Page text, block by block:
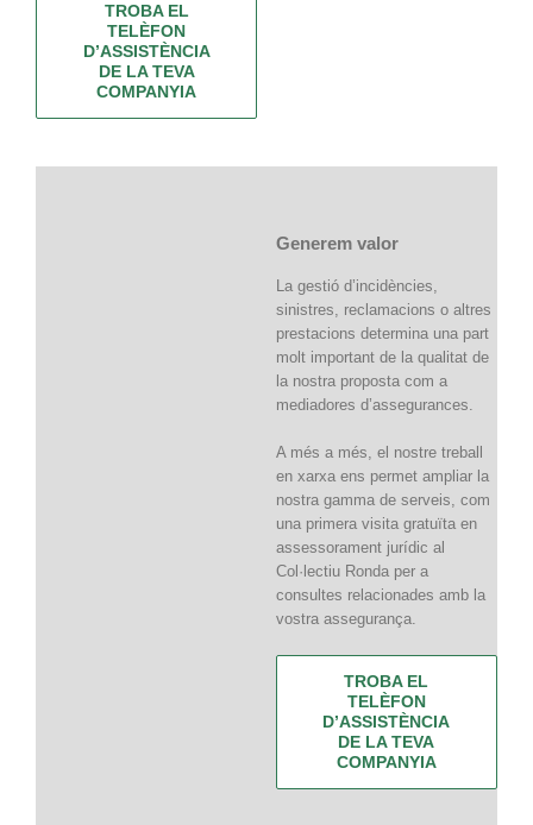
TROBA EL
TELÈFON
D’ASSISTÈNCIA
DE LA TEVA
COMPANYIA
Generem valor
La gestió d’incidències,
sinistres, reclamacions o altres
prestacions determina una part
molt important de la qualitat de
la nostra proposta com a
mediadores d’assegurances.
A més a més, el nostre treball
en xarxa ens permet ampliar la
nostra gamma de serveis, com
una primera visita gratuïta en
assessorament jurídic al
Col·lectiu Ronda per a
consultes relacionades amb la
vostra assegurança.
TROBA EL
TELÈFON
D’ASSISTÈNCIA
DE LA TEVA
COMPANYIA